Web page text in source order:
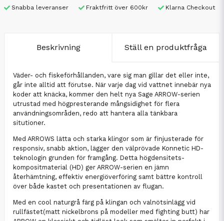
Snabba leveranser Fraktfritt över 600kr Klarna Checkout
Beskrivning Ställ en produktfråga
Väder- och fiskeförhållanden, vare sig man gillar det eller inte,
går inte alltid att förutse. När varje dag vid vattnet innebär nya
koder att knäcka, kommer den helt nya Sage ARROW-serien
utrustad med högpresterande mångsidighet för flera
användningsområden, redo att hantera alla tänkbara
situtioner.
Med ARROWS lätta och starka klingor som är finjusterade för
responsiv, snabb aktion, lägger den välprövade Konnetic HD-
teknologin grunden för framgång. Detta högdensitets-
kompositmaterial (HD) ger ARROW-serien en jämn
återhämtning, effektiv energiöverföring samt bättre kontroll
över både kastet och presentationen av flugan.
Med en cool naturgrå färg på klingan och valnötsinlägg vid
rullfästet(matt nickelbrons på modeller med fighting butt) har